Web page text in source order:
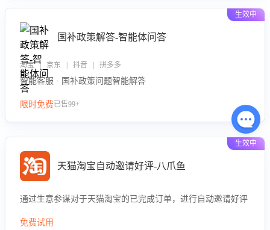
生效中
国补政策解答-智能体问答
淘宝 | 京东 | 抖音 | 拼多多
智能客服 · 国补政策问题智能解答
限时免费已售99+
生效中
天猫淘宝自动邀请好评-八爪鱼
通过生意参谋对于天猫淘宝的已完成订单，进行自动邀请好评
免费试用